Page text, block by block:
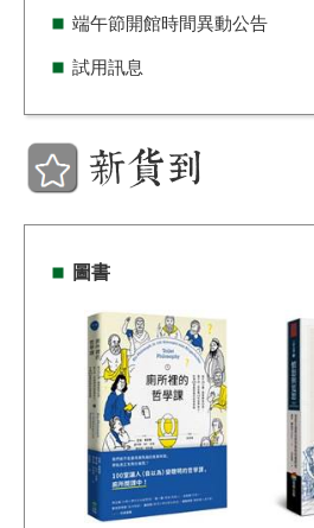
端午節開館時間異動公告
試用訊息
圖書